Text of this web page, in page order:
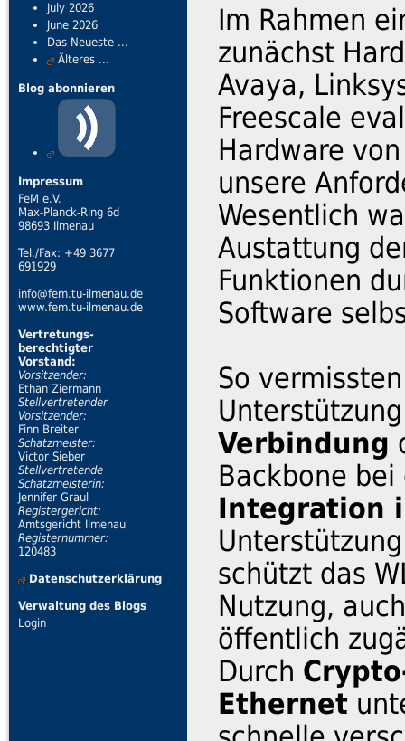
July 2026
June 2026
Das Neueste ...
Älteres ...
Blog abonnieren
Impressum
FeM e.V.
Max-Planck-Ring 6d
98693 Ilmenau
Tel./Fax: +49 3677
691929
info@fem.tu-ilmenau.de
www.fem.tu-ilmenau.de
Vertretungs-
berechtigter
Vorstand:
Vorsitzender:
Ethan Ziermann
Stellvertretender
Vorsitzender:
Finn Breiter
Schatzmeister:
Victor Sieber
Stellvertretende
Schatzmeisterin:
Jennifer Graul
Registergericht:
Amtsgericht Ilmenau
Registernummer:
120483
Datenschutzerklärung
Verwaltung des Blogs
Login
Im Rahmen
zunächst
Avaya,
Freescale
Hardware
unsere
Wesentlich
Austattung
Funktionen
Software
So
Verbindung
Backbone
Integration
schützt das
Nutzung,
öffentlich
Durch
Ethernet